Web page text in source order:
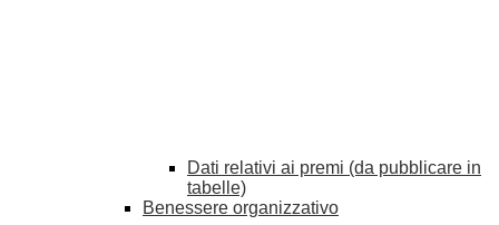
Dati relativi ai premi (da pubblicare in
tabelle)
Benessere organizzativo